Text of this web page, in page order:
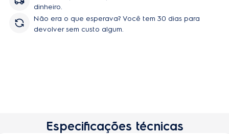
uma redução de 48,6% na gordura quando preparada no
Testes realizados por um nutricionista, com isca de peixe
dinheiro.
Não era o que esperava? Você tem 30 dias para
devolver sem custo algum.
Especificações técnicas